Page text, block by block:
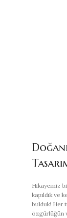
Hikayemiz
kapıldık ve
bulduk! Her
özgürlüğün